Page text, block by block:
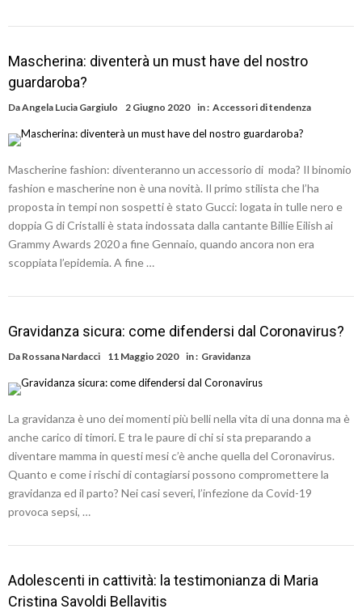
Mascherina: diventerà un must have del nostro
guardaroba?
DaAngela Lucia Gargiulo 2 Giugno 2020 in : Accessori di tendenza
Mascherine fashion: diventeranno un accessorio di moda? Il binomio
fashion e mascherine non è una novità. Il primo stilista che l’ha
proposta in tempi non sospetti è stato Gucci: logata in tulle nero e
doppia G di Cristalli è stata indossata dalla cantante Billie Eilish ai
Grammy Awards 2020 a fine Gennaio, quando ancora non era
scoppiata l’epidemia. A fine …
Gravidanza sicura: come difendersi dal Coronavirus?
Da Rossana Nardacci 11 Maggio 2020 in : Gravidanza
La gravidanza è uno dei momenti più belli nella vita di una donna ma è
anche carico di timori. E tra le paure di chi si sta preparando a
diventare mamma in questi mesi c’è anche quella del Coronavirus.
Quanto e come i rischi di contagiarsi possono compromettere la
gravidanza ed il parto? Nei casi severi, l’infezione da Covid-19
provoca sepsi, …
Adolescenti in cattività: la testimonianza di Maria
Cristina Savoldi Bellavitis